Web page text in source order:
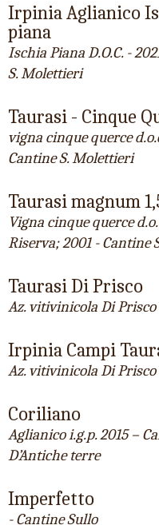
Irpinia Aglianico
piana
Ischia Piana D.O.C. -
S. Molettieri
Taurasi - Cinque
vigna cinque querce
Cantine S. Molettieri
Taurasi magnum
Vigna cinque querce
Riserva; 2001 - Cantine
Taurasi Di Prisco
Az. vitivinicola Di Prisco
Irpinia Campi
Az. vitivinicola Di Prisco
Coriliano
Aglianico i.g.p. 2015 –
D’Antiche terre
Imperfetto
- Cantine Sullo